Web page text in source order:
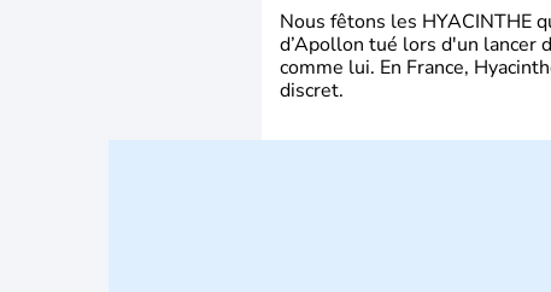
Nous fêtons les HYACINTHE
d’Apollon tué lors d'un lancer
comme lui. En France,
discret.